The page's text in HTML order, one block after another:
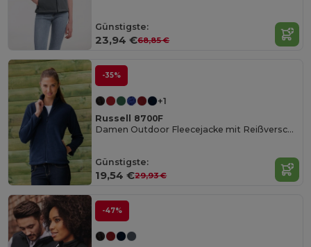
Günstigste:
23,94 €68,85 €
-35%
+1
Russell 8700F
Damen Outdoor Fleecejacke mit Reißverschluss
Günstigste:
19,54 €29,93 €
-47%